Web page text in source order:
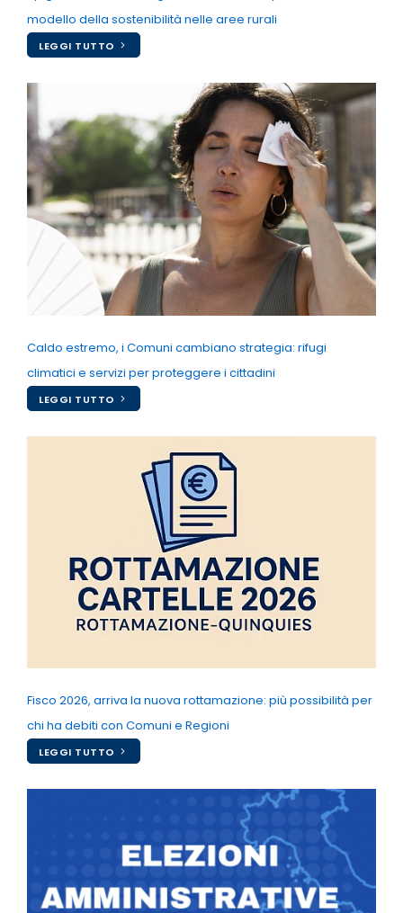
modello della sostenibilità nelle aree rurali
LEGGI TUTTO
Caldo estremo, i Comuni cambiano strategia: rifugi
climatici e servizi per proteggere i cittadini
LEGGI TUTTO
Fisco 2026, arriva la nuova rottamazione: più possibilità per
chi ha debiti con Comuni e Regioni
LEGGI TUTTO